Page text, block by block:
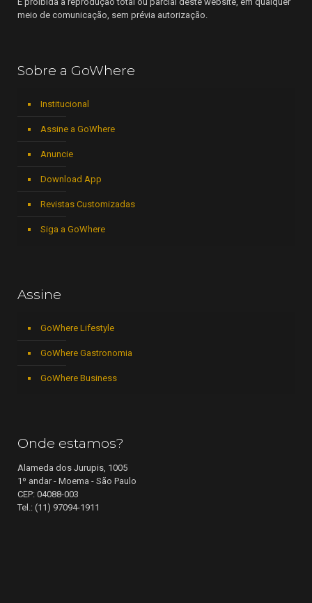
meio de comunicação, sem prévia autorização.
Sobre a GoWhere
Institucional
Assine a GoWhere
Anuncie
Download App
Revistas Customizadas
Siga a GoWhere
Assine
GoWhere Lifestyle
GoWhere Gastronomia
GoWhere Business
Onde estamos?
Alameda dos Jurupis, 1005
1º andar - Moema - São Paulo
CEP: 04088-003
Tel.: (11) 97094-1911